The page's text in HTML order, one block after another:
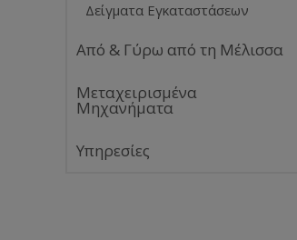
Δείγματα Εγκαταστάσεων
Από & Γύρω από τη Μέλισσα
Μεταχειρισμένα
Μηχανήματα
Υπηρεσίες